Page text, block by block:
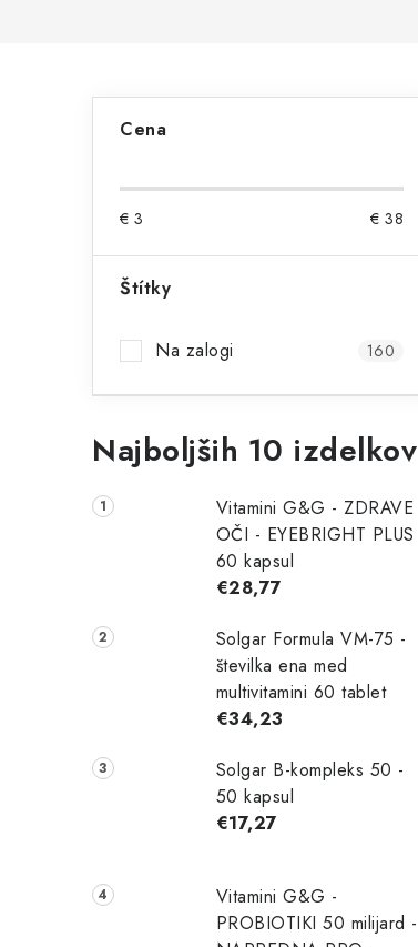
a
a
v
r
i
c
Cena
€ 3 € 38
Štítky
Na zalogi 160
Najboljših 10 izdelkov
Vitamini G&G - ZDRAVE
OČI - EYEBRIGHT PLUS
60 kapsul
€28,77
Solgar Formula VM-75 -
številka ena med
multivitamini 60 tablet
€34,23
Solgar B-kompleks 50 -
50 kapsul
€17,27
Vitamini G&G -
PROBIOTIKI 50 milijard -